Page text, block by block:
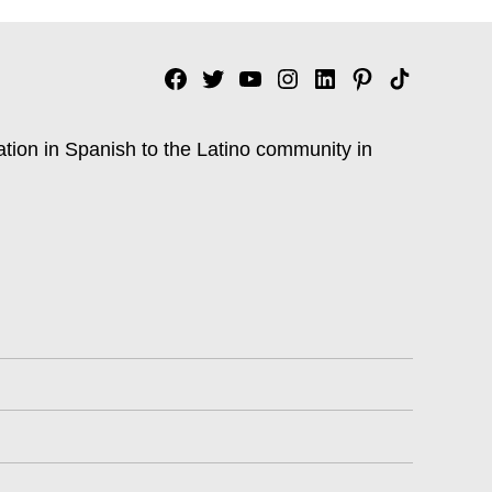
Facebook
TwitterYouTubeInstagram
Linkedin
Pinterest
Tik
in Spanish to the Latino community in